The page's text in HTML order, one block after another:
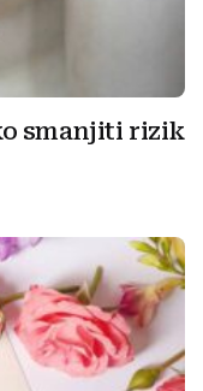
smanjiti rizik